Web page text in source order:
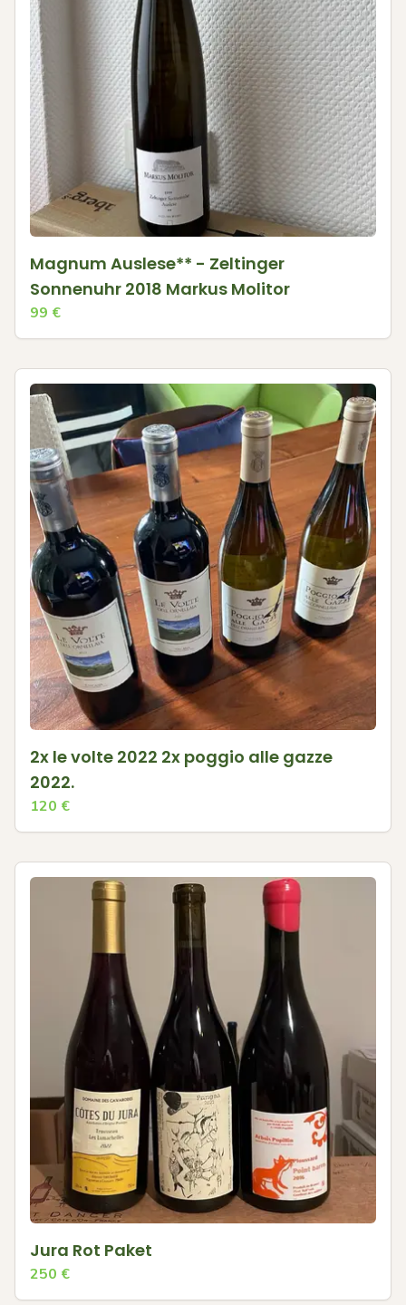
Magnum Auslese** - Zeltinger
Sonnenuhr 2018 Markus Molitor
99 €
2x le volte 2022 2x poggio alle gazze
2022.
120 €
Jura Rot Paket
250 €